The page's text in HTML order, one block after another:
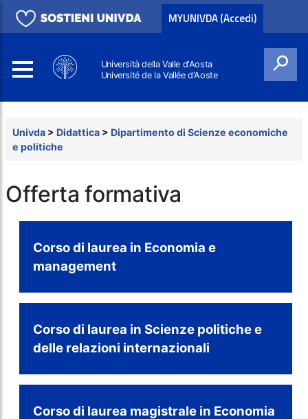
MYUNIVDA (Accedi)
Università della Valle d'Aosta
Université de la Vallée d'Aoste
Univda > Didattica > Dipartimento di Scienze economiche
e politiche
Offerta formativa
Corso di laurea in Economia e
management
Corso di laurea in Scienze politiche e
delle relazioni internazionali
Corso di laurea magistrale in Economia